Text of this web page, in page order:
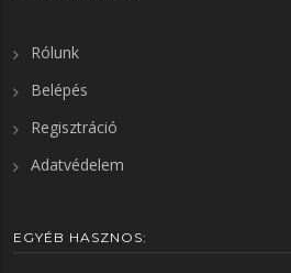
Rólunk
Belépés
Regisztráció
Adatvédelem
EGYÉB HASZNOS: